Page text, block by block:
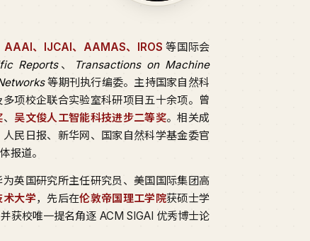
AAAI、IJCAI、AAMAS、IROS 等国际会
Reports、
Transactions on Machine
等期刊执行编委。主持国家自然科
项校企联合实验室科研项目五十余项。曾
、 吴文俊人工智能科技进步二等奖。相关成
民日报、新华网、国家自然科学基金委官
报道。
英国研究所主任研究员、美国国际集团高
术大学，先后在伦敦帝国理工学院获硕士学
获校唯一提名角逐 ACM SIGAI 优秀博士论